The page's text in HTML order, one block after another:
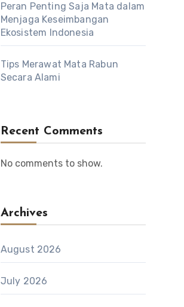
Peran Penting Saja Mata dalam
Menjaga Keseimbangan
Ekosistem Indonesia
Tips Merawat Mata Rabun
Secara Alami
Recent Comments
No comments to show.
Archives
August 2026
July 2026